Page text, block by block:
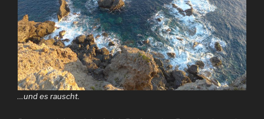
…und es rauscht.